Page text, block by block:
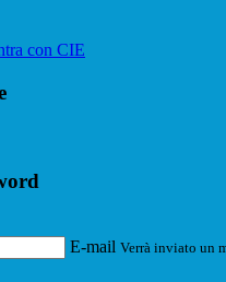
con CIE
E-mail Verrà inviato un